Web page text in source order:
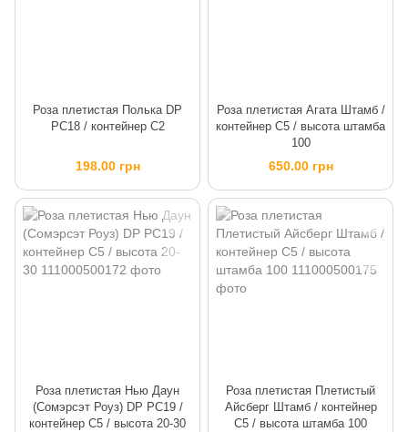
Роза плетистая Полька DP
PC18 / контейнер C2
198.00 грн
Роза плетистая Агата Штамб /
контейнер C5 / высота штамба
100
650.00 грн
Роза плетистая Нью Даун
(Сомэрсэт Роуз) DP PC19 /
контейнер C5 / высота 20-30
Роза плетистая Плетистый
Айсберг Штамб / контейнер
C5 / высота штамба 100